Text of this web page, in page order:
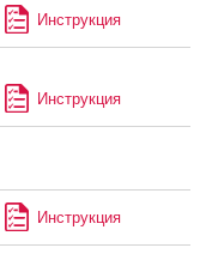
Инструкция
Инструкция
Инструкция